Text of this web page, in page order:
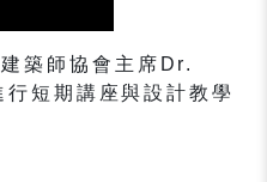
築師協會主席Dr.
短期講座與設計教學